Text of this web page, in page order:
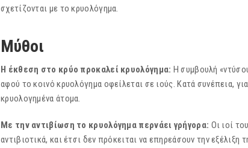
σχετίζονται με το κρυολόγημα.
Μύθοι
Η έκθεση στο κρύο προκαλεί κρυολόγηµα: H συµβουλή
αφού το κοινό κρυολόγηµα οφείλεται σε ιούς. Κατά συνέπεια,
κρυολογηµένα άτοµα.
Με την αντιβίωση το κρυολόγηµα περνάει γρήγορα: Οι ιοί
αντιβιοτικά, και έτσι δεν πρόκειται να επηρεάσουν την